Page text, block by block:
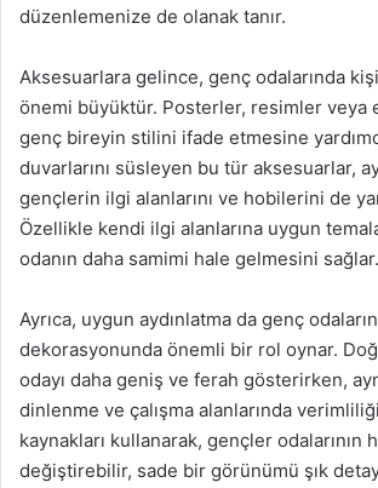
düzenlemenize de olanak tanır.
Aksesuarlara gelince, genç odalarında
önemi büyüktür. Posterler, resimler veya
genç bireyin stilini ifade etmesine
duvarlarını süsleyen bu tür aksesuarlar,
gençlerin ilgi alanlarını ve hobilerini de
Özellikle kendi ilgi alanlarına uygun
odanın daha samimi hale gelmesini sağlar.
Ayrıca, uygun aydınlatma da genç
dekorasyonunda önemli bir rol oynar.
odayı daha geniş ve ferah gösterirken,
dinlenme ve çalışma alanlarında verimliliği
kaynakları kullanarak, gençler odalarının
değiştirebilir, sade bir görünümü şık